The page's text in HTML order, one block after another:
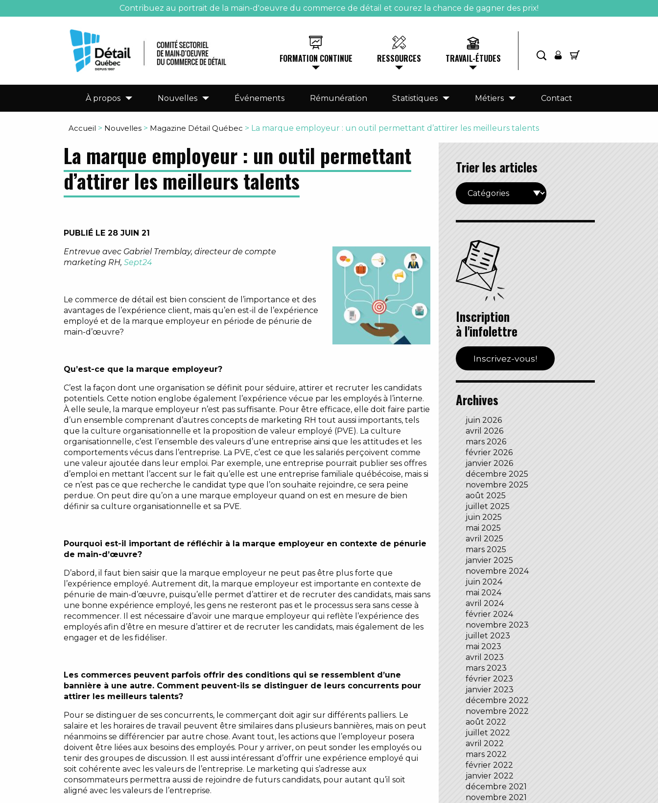
Contribuez au portrait de la main-d'oeuvre du commerce de détail et courez la chance de gagner des prix!
FORMATION CONTINUE RESSOURCES TRAVAIL-ÉTUDES
À propos Nouvelles Événements Rémunération Statistiques Métiers Contact
Accueil > Nouvelles> Magazine Détail Québec > La marque employeur : un outil permettant d’attirer les meilleurs talents
La marque employeur : un outil permettant
d’attirer les meilleurs talents
PUBLIÉ LE 28 JUIN 21
Entrevue avec Gabriel Tremblay, directeur de compte
marketing RH, Sept24
Le commerce de détail est bien conscient de l’importance et des
avantages de l’expérience client, mais qu’en est-il de l’expérience
employé et de la marque employeur en période de pénurie de
main-d’œuvre?
Qu’est-ce que la marque employeur?
C’est la façon dont une organisation se définit pour séduire, attirer et recruter les candidats
potentiels. Cette notion englobe également l’expérience vécue par les employés à l’interne.
À elle seule, la marque employeur n’est pas suffisante. Pour être efficace, elle doit faire partie
d’un ensemble comprenant d’autres concepts de marketing RH tout aussi importants, tels
que la culture organisationnelle et la proposition de valeur employé (PVE). La culture
organisationnelle, c’est l’ensemble des valeurs d’une entreprise ainsi que les attitudes et les
comportements vécus dans l’entreprise. La PVE, c’est ce que les salariés perçoivent comme
une valeur ajoutée dans leur emploi. Par exemple, une entreprise pourrait publier ses offres
d’emploi en mettant l’accent sur le fait qu’elle est une entreprise familiale québécoise, mais si
ce n’est pas ce que recherche le candidat type que l’on souhaite rejoindre, ce sera peine
perdue. On peut dire qu’on a une marque employeur quand on est en mesure de bien
définir sa culture organisationnelle et sa PVE.
Pourquoi est-il important de réfléchir à la marque employeur en contexte de pénurie
de main-d’œuvre?
D’abord, il faut bien saisir que la marque employeur ne peut pas être plus forte que
l’expérience employé. Autrement dit, la marque employeur est importante en contexte de
pénurie de main-d’œuvre, puisqu’elle permet d’attirer et de recruter des candidats, mais sans
une bonne expérience employé, les gens ne resteront pas et le processus sera sans cesse à
recommencer. Il est nécessaire d’avoir une marque employeur qui reflète l’expérience des
employés afin d’être en mesure d’attirer et de recruter les candidats, mais également de les
engager et de les fidéliser.
Les commerces peuvent parfois offrir des conditions qui se ressemblent d’une
bannière à une autre. Comment peuvent-ils se distinguer de leurs concurrents pour
attirer les meilleurs talents?
Pour se distinguer de ses concurrents, le commerçant doit agir sur différents palliers. Le
salaire et les horaires de travail peuvent être similaires dans plusieurs bannières, mais on peut
néanmoins se différencier par autre chose. Avant tout, les actions que l’employeur posera
doivent être liées aux besoins des employés. Pour y arriver, on peut sonder les employés ou
tenir des groupes de discussion. Il est aussi intéressant d’offrir une expérience employé qui
soit cohérente avec les valeurs de l’entreprise. Le marketing qui s’adresse aux
consommateurs permettra aussi de rejoindre de futurs candidats, pour autant qu’il soit
aligné avec les valeurs de l’entreprise.
Trier les articles
Inscription
à l'infolettre
Inscrivez-vous!
Archives
juin 2026
avril 2026
mars 2026
février 2026
janvier 2026
décembre 2025
novembre 2025
août 2025
juillet 2025
juin 2025
mai 2025
avril 2025
mars 2025
janvier 2025
novembre 2024
juin 2024
mai 2024
avril 2024
février 2024
novembre 2023
juillet 2023
mai 2023
avril 2023
mars 2023
février 2023
janvier 2023
décembre 2022
novembre 2022
août 2022
juillet 2022
avril 2022
mars 2022
février 2022
janvier 2022
décembre 2021
novembre 2021